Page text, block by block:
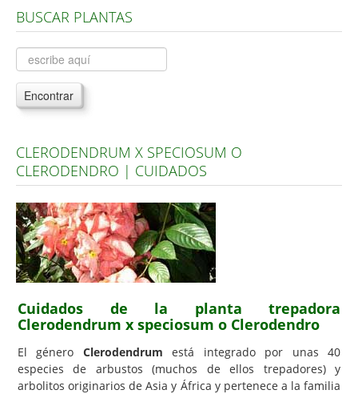
Árboles, Cicas y Palmeras de la G a la Z
Plantas Anuales y Perennes
Plantas Bulbosas y Acuáticas
Plantas de Interior
Plantas Aromáticas y de Huerto
Plantas Carnívoras y Orquídeas
Consejos
Hemisferio Norte
Hemisferio Sur
Enfermedades
Animales
Hongos
Carencias
BUSCAR PLANTAS
Encontrar
CLERODENDRUM X SPECIOSUM O
CLERODENDRO | CUIDADOS
Cuidados de la planta trepadora
Clerodendrum x speciosum o Clerodendro
El género Clerodendrum está integrado por unas 40
especies de arbustos (muchos de ellos trepadores) y
arbolitos originarios de Asia y África y pertenece a la familia